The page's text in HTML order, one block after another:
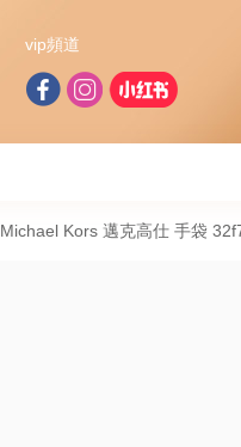
vip頻道
Michael Kors 邁克高仕 手袋